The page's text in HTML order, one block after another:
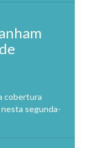
cobertura
segunda-